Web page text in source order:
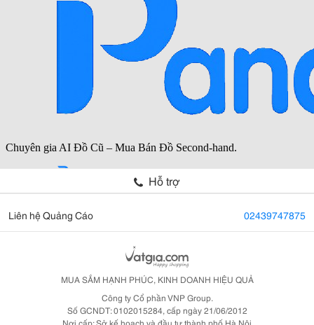
Hỗ trợ
Liên hệ Quảng Cáo 02439747875
MUA SẮM HẠNH PHÚC, KINH DOANH HIỆU QUẢ
Công ty Cổ phần VNP Group.
Số GCNDT: 0102015284, cấp ngày 21/06/2012
Nơi cấp: Sở kế hoạch và đầu tư thành phố Hà Nội